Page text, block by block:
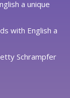
a unique
with English a
Schrampfer